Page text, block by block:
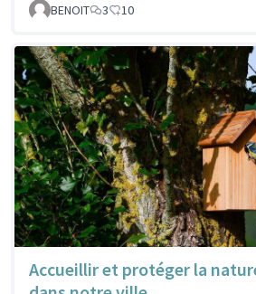
BENOIT
3 10
Accueillir et protéger la